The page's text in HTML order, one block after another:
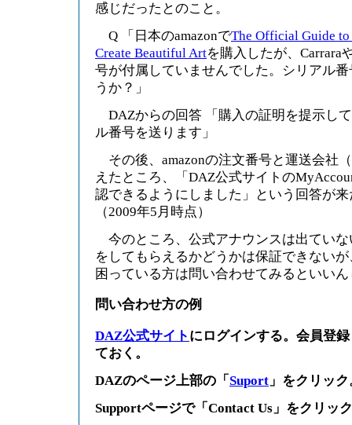
感じだったとのこと。
Q 「日本のamazonでThe Official Guide
Create Beautiful Artを購入したが、Carrara
号が付属していませんでした。シリアル
うか？」
DAZからの回答 「購入の証明を提示し
ル番号を送ります」
その後、amazonの注文番号と運送会社
えたところ、「DAZ公式サイトの
認できるようにしました」という回答が
（2009年5月時点）
今のところ、公式アナウンスは出ていな
をしてもらえるかどうかは保証できない
困っている方は問い合わせてみるといい
問い合わせ方の例
DAZ公式サイト にログインする。会員登
ておく。
DAZのページ上部の「 Suport 」をクリッ
Supportページで「Contact Us」をクリック